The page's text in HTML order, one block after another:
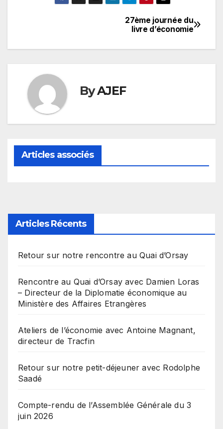
de
27ème journée du
livre d’économie
ByAJEF
Articles associés
Articles Récents
Retour sur notre rencontre au Quai d’Orsay
Rencontre au Quai d’Orsay avec Damien Loras
– Directeur de la Diplomatie économique au
Ministère des Affaires Etrangères
Ateliers de l’économie avec Antoine Magnant,
directeur de Tracfin
Retour sur notre petit-déjeuner avec Rodolphe
Saadé
Compte-rendu de l’Assemblée Générale du 3
juin 2026